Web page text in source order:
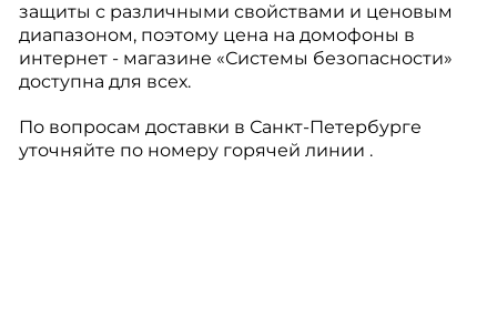
защиты с различными свойствами и ценовым
диапазоном, поэтому цена на домофоны в
интернет - магазине «Системы безопасности»
доступна для всех.
По вопросам доставки в Санкт-Петербурге
уточняйте по номеру горячей линии .